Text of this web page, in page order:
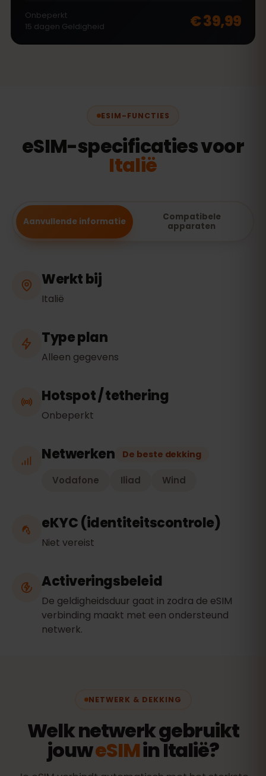
Onbeperkt
15 dagen Geldigheid € 39,99
ESIM-FUNCTIES
eSIM-specificaties voor
Italië
Aanvullende informatie
Compatibele
apparaten
Werkt bij
Italië
Type plan
Alleen gegevens
Hotspot / tethering
Onbeperkt
Netwerken De beste dekking
Vodafone Iliad Wind
eKYC (identiteitscontrole)
Niet vereist
Activeringsbeleid
De geldigheidsduur gaat in zodra de eSIM
verbinding maakt met een ondersteund
netwerk.
NETWERK & DEKKING
Welk netwerk gebruikt
jouweSIMin Italië?